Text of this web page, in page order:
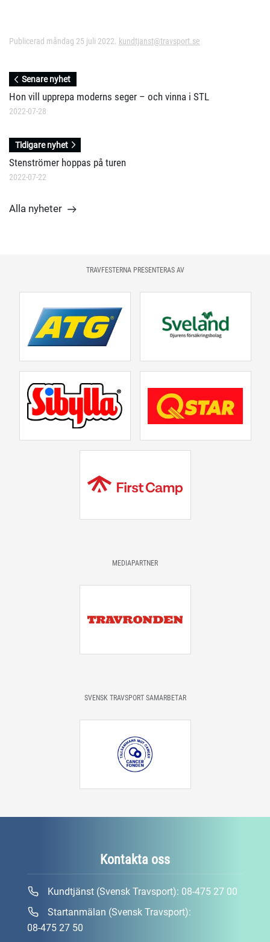
Publicerad måndag 25 juli 2022. kundtjanst@travsport.se
Senare nyhet
Hon vill upprepa moderns seger – och vinna i STL
2022-07-28
Tidigare nyhet
Stenströmer hoppas på turen
2022-07-22
Alla nyheter
TRAVFESTERNA PRESENTERAS AV
MEDIAPARTNER
SVENSK TRAVSPORT SAMARBETAR
Kontakta oss
Kundtjänst (Svensk Travsport): 08-475 27 00
Startanmälan (Svensk Travsport):
08-475 27 50